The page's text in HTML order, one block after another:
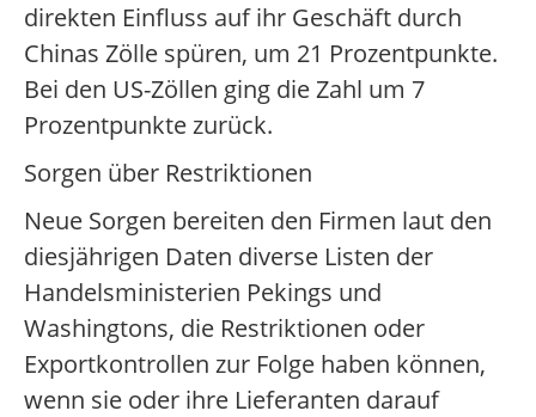
direkten Einfluss auf ihr Geschäft durch
Chinas Zölle spüren, um 21 Prozentpunkte.
Bei den US-Zöllen ging die Zahl um 7
Prozentpunkte zurück.
Sorgen über Restriktionen
Neue Sorgen bereiten den Firmen laut den
diesjährigen Daten diverse Listen der
Handelsministerien Pekings und
Washingtons, die Restriktionen oder
Exportkontrollen zur Folge haben können,
wenn sie oder ihre Lieferanten darauf